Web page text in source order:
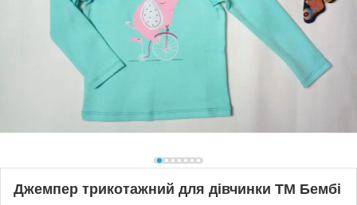
Джемпер трикотажний для дівчинки ТМ Бембі